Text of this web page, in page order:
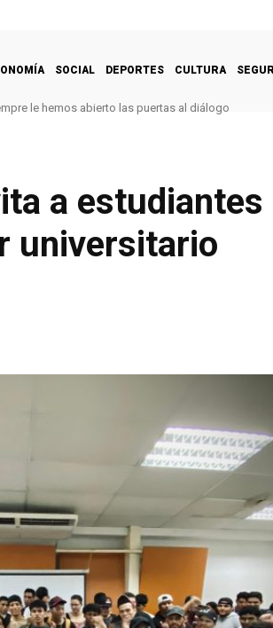
SOCIAL DEPORTES CULTURA
le hemos abierto las puertas al diálogo
a
universitario